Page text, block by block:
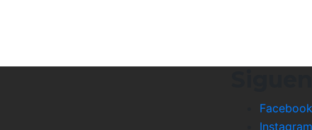
Facebook
Instagram